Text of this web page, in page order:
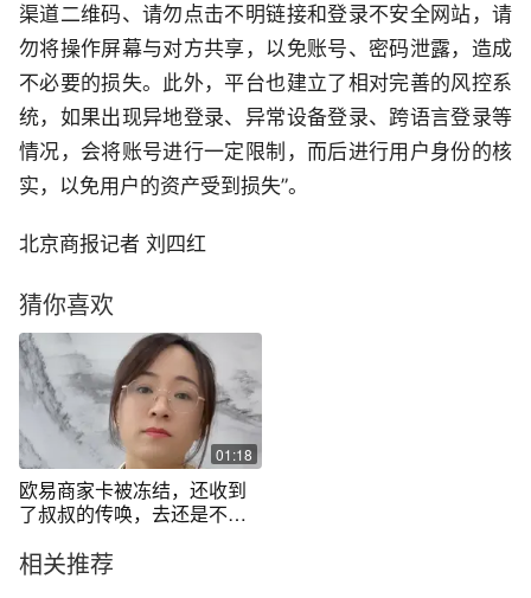
渠道二维码、请勿点击不明链接和登录不安全网站，请
勿将操作屏幕与对方共享，以免账号、密码泄露，造成
不必要的损失。此外，平台也建立了相对完善的风控系
统，如果出现异地登录、异常设备登录、跨语言登录等
情况，会将账号进行一定限制，而后进行用户身份的核
实，以免用户的资产受到损失”。
北京商报记者 刘四红
猜你喜欢
01:18
欧易商家卡被冻结，还收到
了叔叔的传唤，去还是不去?
区块链 #成都律师 #律师咨询
相关推荐